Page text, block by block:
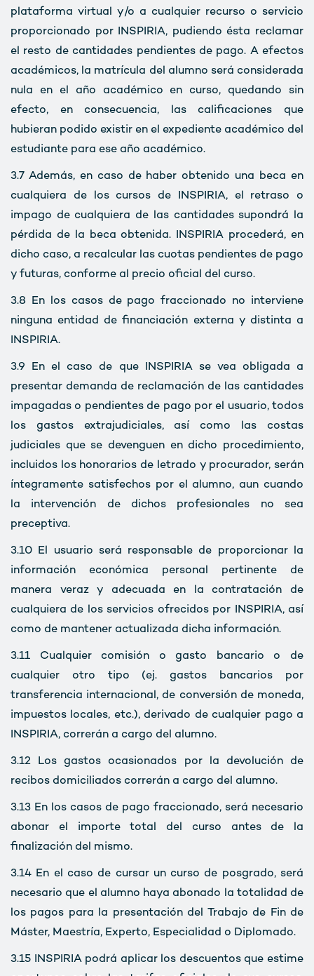
plataforma virtual y/o a cualquier recurso o servicio
proporcionado por INSPIRIA, pudiendo ésta reclamar
el resto de cantidades pendientes de pago. A efectos
académicos, la matrícula del alumno será considerada
nula en el año académico en curso, quedando sin
efecto, en consecuencia, las calificaciones que
hubieran podido existir en el expediente académico del
estudiante para ese año académico.
3.7Además, en caso de haber obtenido una beca en
cualquiera de los cursos de INSPIRIA, el retraso o
impago de cualquiera de las cantidades supondrá la
pérdida de la beca obtenida. INSPIRIA procederá, en
dicho caso, a recalcular las cuotas pendientes de pago
y futuras, conforme al precio oficial del curso.
3.8 En los casos de pago fraccionado no interviene
ninguna entidad de financiación externa y distinta a
INSPIRIA.
3.9 En el caso de que INSPIRIA se vea obligada a
presentar demanda de reclamación de las cantidades
impagadas o pendientes de pago por el usuario, todos
los gastos extrajudiciales, así como las costas
judiciales que se devenguen en dicho procedimiento,
incluidos los honorarios de letrado y procurador, serán
íntegramente satisfechos por el alumno, aun cuando
la intervención de dichos profesionales no sea
preceptiva.
3.10 El usuario será responsable de proporcionar la
información económica personal pertinente de
manera veraz y adecuada en la contratación de
cualquiera de los servicios ofrecidos por INSPIRIA, así
como de mantener actualizada dicha información.
3.11 Cualquier comisión o gasto bancario o de
cualquier otro tipo (ej. gastos bancarios por
transferencia internacional, de conversión de moneda,
impuestos locales, etc.), derivado de cualquier pago a
INSPIRIA, correrán a cargo del alumno.
3.12 Los gastos ocasionados por la devolución de
recibos domiciliados correrán a cargo del alumno.
3.13 En los casos de pago fraccionado, será necesario
abonar el importe total del curso antes de la
finalización del mismo.
3.14 En el caso de cursar un curso de posgrado, será
necesario que el alumno haya abonado la totalidad de
los pagos para la presentación del Trabajo de Fin de
Máster, Maestría, Experto, Especialidad o Diplomado.
3.15 INSPIRIA podrá aplicar los descuentos que estime